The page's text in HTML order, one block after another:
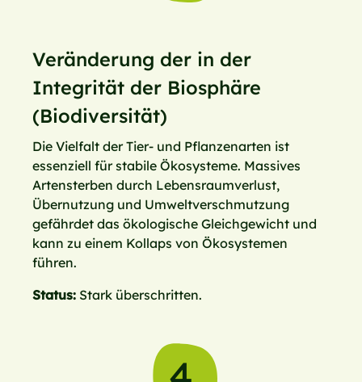
Veränderung der in der
Integrität der Biosphäre
(Biodiversität)
Die Vielfalt der Tier- und Pflanzenarten ist
essenziell für stabile Ökosysteme. Massives
Artensterben durch Lebensraumverlust,
Übernutzung und Umweltverschmutzung
gefährdet das ökologische Gleichgewicht und
kann zu einem Kollaps von Ökosystemen
führen.
Status: Stark überschritten.